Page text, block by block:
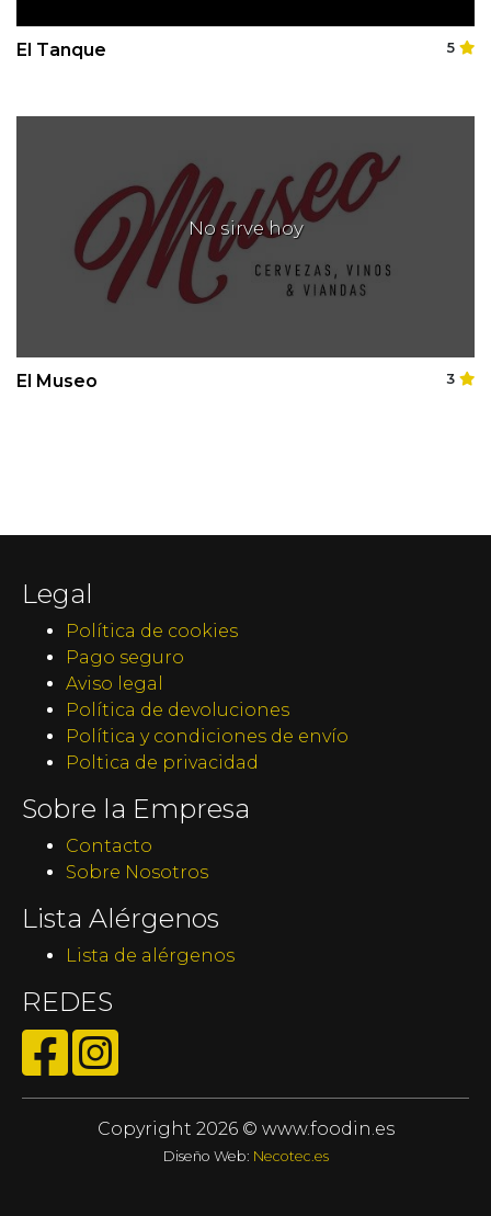
El Tanque 5
No sirve hoy
El Museo 3
Legal
Política de cookies
Pago seguro
Aviso legal
Política de devoluciones
Política y condiciones de envío
Poltica de privacidad
Sobre la Empresa
Contacto
Sobre Nosotros
Lista Alérgenos
Lista de alérgenos
REDES
Copyright 2026 © www.foodin.es
Diseño Web: Necotec.es